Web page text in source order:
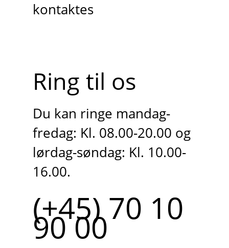
kontaktes
Ring til os
Du kan ringe mandag-
fredag: Kl. 08.00-20.00 og
lørdag-søndag: Kl. 10.00-
16.00.
(+45) 70 10
90 00